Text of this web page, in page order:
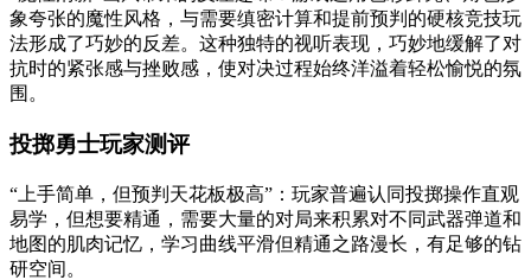
象夸张的魔性风格，与需要缜密计算和提前预判的硬核竞技玩
法形成了巧妙的反差。这种独特的视听表现，巧妙地缓解了对
抗时的紧张感与挫败感，使对决过程始终洋溢着轻松愉悦的氛
围。
投掷勇士玩家测评
“上手简单，但预判天花板极高”：玩家普遍认同投掷操作直观
易学，但想要精通，需要大量的对局来积累对不同武器弹道和
地图的肌肉记忆，学习曲线平滑但精通之路漫长，有足够的钻
研空间。